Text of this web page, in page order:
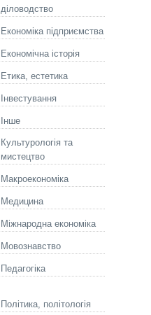
діловодство
Економіка підприємства
Економічна історія
Етика, естетика
Інвестування
Інше
Культурологія та
мистецтво
Макроекономіка
Медицина
Міжнародна економіка
Мовознавство
Педагогіка
Політика, політологія